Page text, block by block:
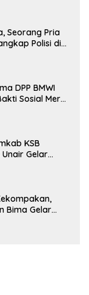
Seorang Pria
Polisi di
DPP BMWI
Sosial Merah
KSB
Gelar
Bima Gelar